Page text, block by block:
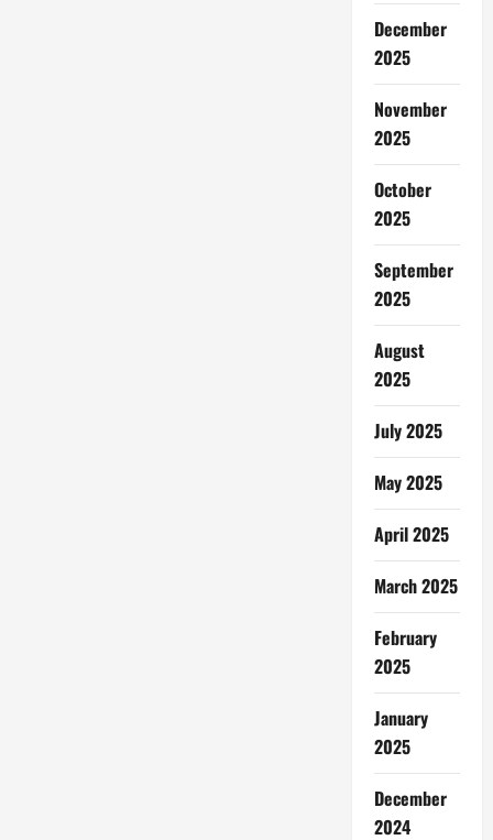
December
2025
November
2025
October
2025
September
2025
August
2025
July 2025
May 2025
April 2025
March 2025
February
2025
January
2025
December
2024